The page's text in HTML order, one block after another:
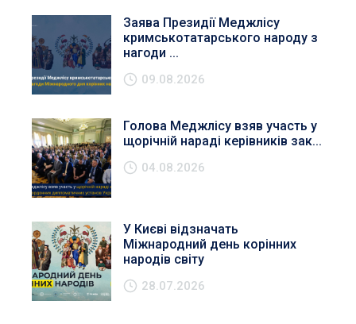
Заява Президії Меджлісу
кримськотатарського народу з
нагоди ...
09.08.2026
Голова Меджлісу взяв участь у
щорічній нараді керівників зак...
04.08.2026
У Києві відзначать
Міжнародний день корінних
народів світу
28.07.2026